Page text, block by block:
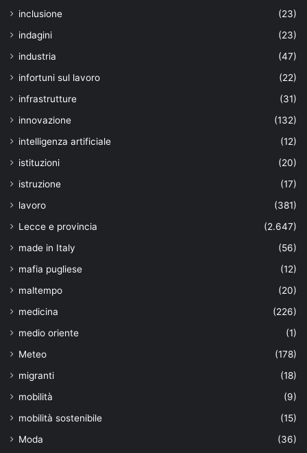
inclusione
(23)
indagini
(23)
industria
(47)
infortuni sul lavoro
(22)
infrastrutture
(31)
innovazione
(132)
intelligenza artificiale
(12)
istituzioni
(20)
istruzione
(17)
lavoro
(381)
Lecce e provincia
(2.647)
made in Italy
(56)
mafia pugliese
(12)
maltempo
(20)
medicina
(226)
medio oriente
(1)
Meteo
(178)
migranti
(18)
mobilità
(9)
mobilità sostenibile
(15)
Moda
(36)